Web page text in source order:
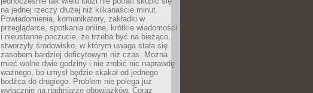
na jednej rzeczy dłużej niż kilkanaście minut.
Powiadomienia, komunikatory, zakładki w
przeglądarce, spotkania online, krótkie wiadomości
i nieustanne poczucie, że trzeba być na bieżąco,
stworzyły środowisko, w którym uwaga stała się
zasobem bardziej deficytowym niż czas. Można
mieć wolne dwie godziny i nie zrobić nic naprawdę
ważnego, bo umysł będzie skakał od jednego
bodźca do drugiego. Problem nie polega już
wyłącznie na nadmiarze obowiązków. Coraz